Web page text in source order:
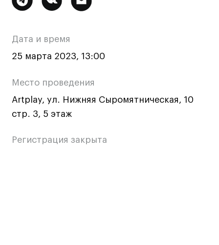
Ювелирный дизайн
Фотография и видео
Промышленный и предметный дизайн
Бизнес и маркетинг
Подготовительные курсы и творческое
ИЗО и Керамика
о
мероприятии
Дата и время
25 марта 2023, 13:00
Место проведения
Artplay, ул. Нижняя Сыромятническая, 10
стр. 3, 5 этаж
Регистрация закрыта